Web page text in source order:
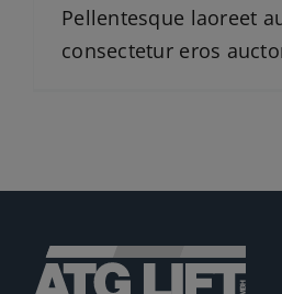
Pellentesque laoreet
consectetur eros